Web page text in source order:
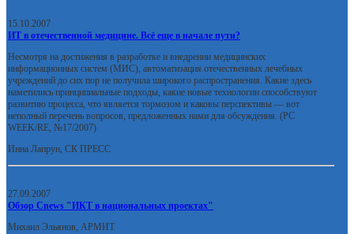
15.10.2007
ИТ в отечественной медицине. Всё еще в начале пути?
Несмотря на достижения в разработке и внедрении медицинских
информационных систем (МИС), автоматизация отечественных лечебных
учреждений до сих пор не получила широкого распространения. Какие здесь
наметились принципиальные подходы, какие новые технологии способствуют
развитию процесса, что является тормозом и каковы перспективы — вот
неполный перечень вопросов, предложенных нами для обсуждения. (PC
WEEK/RE, №17/2007)
Инна Лапрун, СК ПРЕСС
27.09.2007
Обзор Cnews "ИКТ в национальных проектах"
Михаил Эльянов, АРМИТ